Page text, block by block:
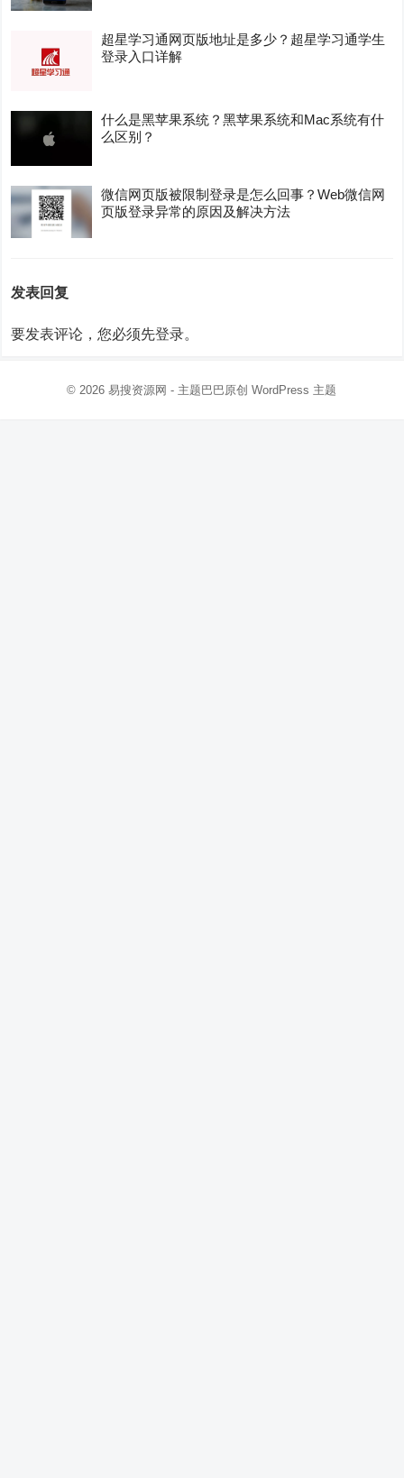
超星学习通网页版地址是多少？超星学习通学生
登录入口详解
什么是黑苹果系统？黑苹果系统和Mac系统有什
么区别？
微信网页版被限制登录是怎么回事？Web微信网
页版登录异常的原因及解决方法
发表回复
要发表评论，您必须先登录。
© 2026易搜资源网 - 主题巴巴原创WordPress 主题